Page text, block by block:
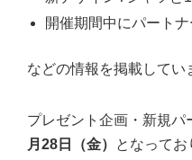
開催期間中にパート
などの情報を掲載してい
プレゼント企画・新規パ
月28日（金）
となってお